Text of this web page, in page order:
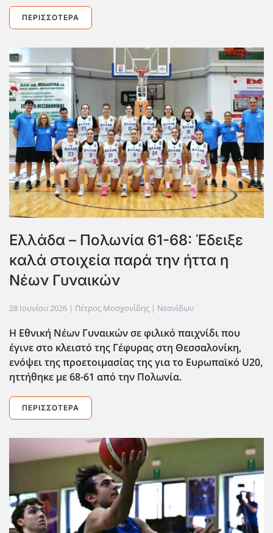
ΠΕΡΙΣΣΌΤΕΡΑ
Ελλάδα – Πολωνία 61-68: Έδειξε
καλά στοιχεία παρά την ήττα η
Νέων Γυναικών
28 Ιουνίου 2026 | Πέτρος Μοσχονίδης | Νεανίδων
Η Εθνική Νέων Γυναικών σε φιλικό παιχνίδι που
έγινε στο κλειστό της Γέφυρας στη Θεσσαλονίκη,
ενόψει της προετοιμασίας της για το Ευρωπαϊκό U20,
ηττήθηκε με 68-61 από την Πολωνία.
ΠΕΡΙΣΣΌΤΕΡΑ